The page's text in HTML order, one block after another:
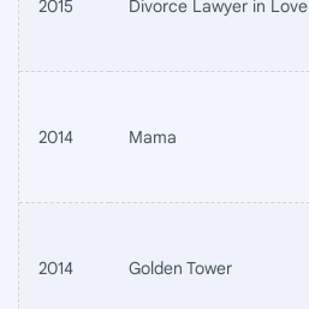
2015 Divorce Lawyer in Love
2014 Mama
2014 Golden Tower